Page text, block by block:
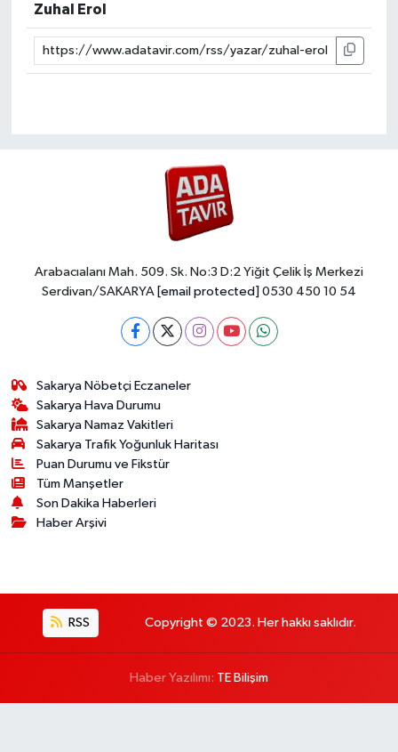
Zuhal Erol
Arabacıalanı Mah. 509. Sk. No:3 D:2 Yiğit Çelik İş Merkezi
Serdivan/SAKARYA [email protected] 0530 450 10 54
Sakarya Nöbetçi Eczaneler
Sakarya Hava Durumu
Sakarya Namaz Vakitleri
Sakarya Trafik Yoğunluk Haritası
Puan Durumu ve Fikstür
Tüm Manşetler
Son Dakika Haberleri
Haber Arşivi
RSS Copyright © 2023. Her hakkı saklıdır.
Haber Yazılımı: TE Bilişim